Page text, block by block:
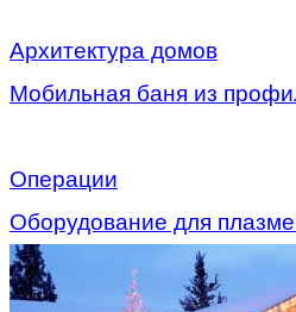
Архитектура домов
Мобильная баня из
Операции
Оборудование для